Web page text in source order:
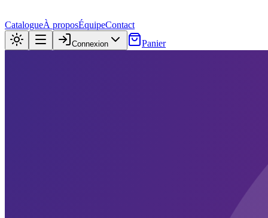
CatalogueÀ proposÉquipeContact
Connexion Panier